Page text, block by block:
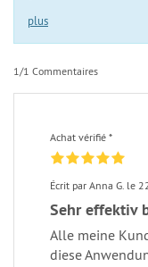
plus
1/1 Commentaires
Achat vérifié *
Écrit par Anna G. le
Sehr effektiv
Alle meine
diese